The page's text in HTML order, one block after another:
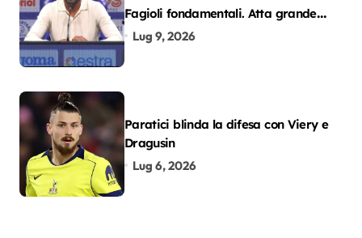
Fagioli fondamentali. Atta grande
colpo”
Lug 9, 2026
Paratici blinda la difesa con Viery e
Dragusin
Lug 6, 2026